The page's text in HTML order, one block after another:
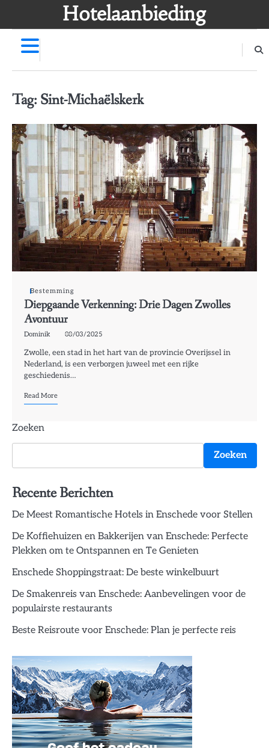
Hotelaanbieding
Tag: Sint-Michaëlskerk
Bestemming
Diepgaande Verkenning: Drie Dagen Zwolles
Avontuur
Dominik 08/03/2025
Zwolle, een stad in het hart van de provincie Overijssel in
Nederland, is een verborgen juweel met een rijke
geschiedenis…
Read More
Zoeken
Zoeken
Recente Berichten
De Meest Romantische Hotels in Enschede voor Stellen
De Koffiehuizen en Bakkerijen van Enschede: Perfecte
Plekken om te Ontspannen en Te Genieten
Enschede Shoppingstraat: De beste winkelbuurt
De Smakenreis van Enschede: Aanbevelingen voor de
populairste restaurants
Beste Reisroute voor Enschede: Plan je perfecte reis